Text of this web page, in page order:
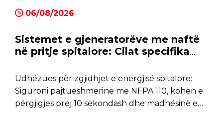
06/08/2026
Sistemet e gjeneratorëve me naftë
në pritje spitalore: Cilat specifika
Udhëzues për zgjidhjet e energjisë spitalore:
Siguroni pajtueshmërinë me NFPA 110, kohën e
përgjigjes prej 10 sekondash dhe madhësinë e